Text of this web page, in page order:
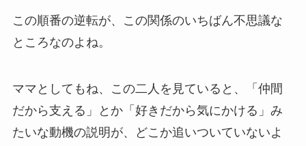
この順番の逆転が、この関係のいちばん不思議な
ところなのよね。
ママとしてもね、この二人を見ていると、「仲間
だから支える」とか「好きだから気にかける」み
たいな動機の説明が、どこか追いついていないよ